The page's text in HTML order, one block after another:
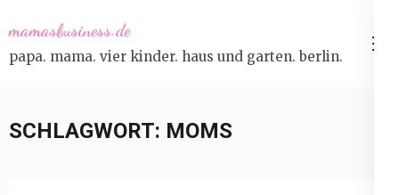
to
content
mamasbusiness.de
papa. mama. vier kinder. haus und garten. berlin.
SCHLAGWORT: MOMS